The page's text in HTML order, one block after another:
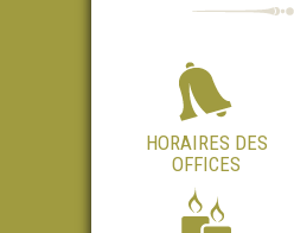
HORAIRES DES
OFFICES